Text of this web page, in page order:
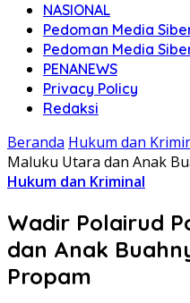
NASIONAL
Pedoman Media
Pedoman Media
PENANEWS
Privacy Policy
Redaksi
Beranda Hukum dan
Maluku Utara dan Anak
Hukum dan Kriminal
Wadir Polairud
dan Anak
Propam